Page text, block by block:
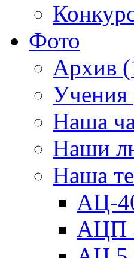
Фото
Архив
Учения
Наша
Наши
Наша
АЦ-
АЦП